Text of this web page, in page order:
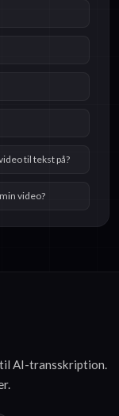
til tekst på?
video?
AI-transskription.
.